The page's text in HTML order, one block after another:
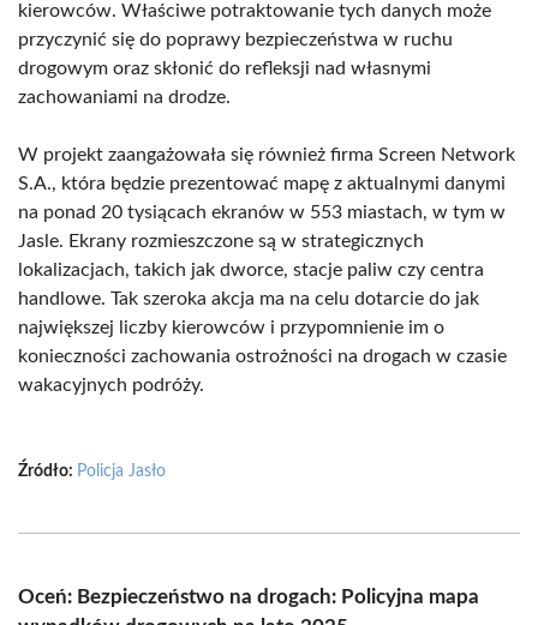
kierowców. Właściwe potraktowanie tych danych może
przyczynić się do poprawy bezpieczeństwa w ruchu
drogowym oraz skłonić do refleksji nad własnymi
zachowaniami na drodze.
W projekt zaangażowała się również firma Screen Network
S.A., która będzie prezentować mapę z aktualnymi danymi
na ponad 20 tysiącach ekranów w 553 miastach, w tym w
Jasle. Ekrany rozmieszczone są w strategicznych
lokalizacjach, takich jak dworce, stacje paliw czy centra
handlowe. Tak szeroka akcja ma na celu dotarcie do jak
największej liczby kierowców i przypomnienie im o
konieczności zachowania ostrożności na drogach w czasie
wakacyjnych podróży.
Źródło: Policja Jasło
Oceń: Bezpieczeństwo na drogach: Policyjna mapa